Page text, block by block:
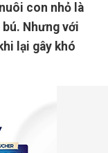
con nhỏ là
Nhưng với
lại gây khó